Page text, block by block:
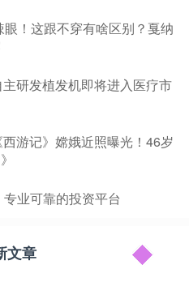
！这跟不穿有啥区别？戛纳
研发植发机即将进入医疗市
游记》嫦娥近照曝光！46岁
业可靠的投资平台
文章